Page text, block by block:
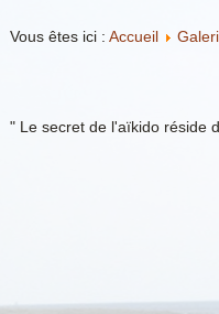
Vous êtes ici : Accueil
" Le secret de l'aïkido réside